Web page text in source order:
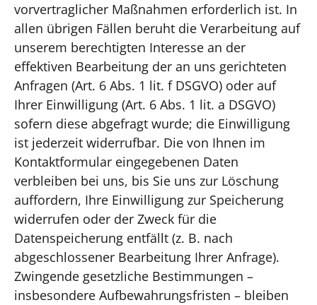
vorvertraglicher Maßnahmen erforderlich ist. In
allen übrigen Fällen beruht die Verarbeitung auf
unserem berechtigten Interesse an der
effektiven Bearbeitung der an uns gerichteten
Anfragen (Art. 6 Abs. 1 lit. f DSGVO) oder auf
Ihrer Einwilligung (Art. 6 Abs. 1 lit. a DSGVO)
sofern diese abgefragt wurde; die Einwilligung
ist jederzeit widerrufbar. Die von Ihnen im
Kontaktformular eingegebenen Daten
verbleiben bei uns, bis Sie uns zur Löschung
auffordern, Ihre Einwilligung zur Speicherung
widerrufen oder der Zweck für die
Datenspeicherung entfällt (z. B. nach
abgeschlossener Bearbeitung Ihrer Anfrage).
Zwingende gesetzliche Bestimmungen –
insbesondere Aufbewahrungsfristen – bleiben